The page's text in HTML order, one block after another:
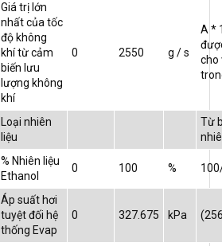
Giá trị lớn
nhất của tốc
độ không
khí từ cảm
biến lưu
lượng không
khí
0 2550 g / s
A *
cho
Loại nhiên
liệu
Từ
% Nhiên liệu
Ethanol
0 100 %
Áp suất hơi
tuyệt đối hệ
thống Evap
0 327.675 kPa